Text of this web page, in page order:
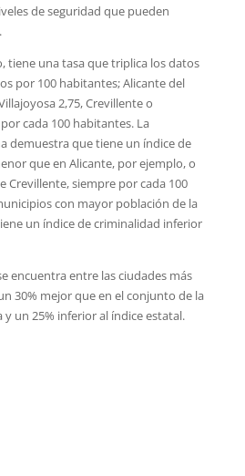
de seguridad que pueden
tiene una tasa que triplica los datos
por 100 habitantes; Alicante del
2,75, Crevillente o
cada 100 habitantes. La
demuestra que tiene un índice de
que en Alicante, por ejemplo, o
Crevillente, siempre por cada 100
con mayor población de la
un índice de criminalidad inferior
encuentra entre las ciudades más
30% mejor que en el conjunto de la
un 25% inferior al índice estatal.